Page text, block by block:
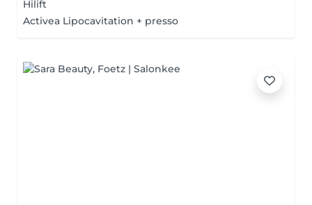
Hilift
Activea Lipocavitation + presso